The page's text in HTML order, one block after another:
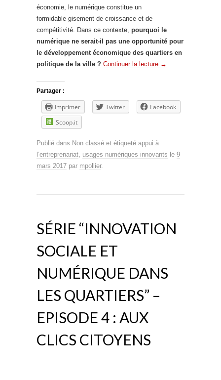
économie, le numérique constitue un
formidable gisement de croissance et de
compétitivité. Dans ce contexte, pourquoi le
numérique ne serait-il pas une opportunité pour
le développement économique des quartiers en
politique de la ville ? Continuer la lecture →
Partager :
Imprimer Twitter
Facebook
Scoop.it
Publié dans Non classé et étiqueté appui à
l’entreprenariat usages numériques innovants le 9
mars 2017 par mpollier.
SÉRIE “INNOVATION
SOCIALE ET
NUMÉRIQUE DANS
LES QUARTIERS” –
EPISODE 4 : AUX
CLICS CITOYENS